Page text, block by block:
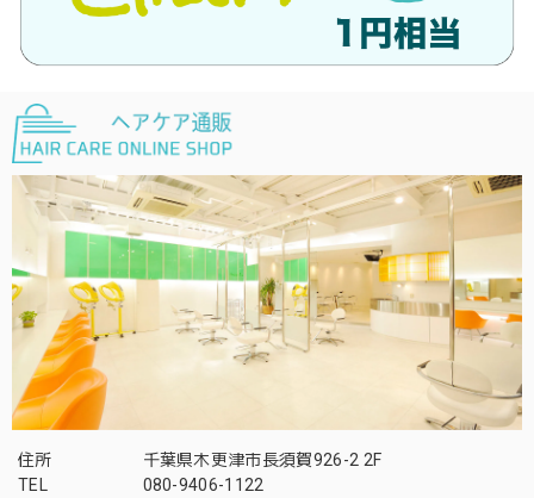
住所
千葉県木更津市長須賀926-2 2F
TEL
080-9406-1122